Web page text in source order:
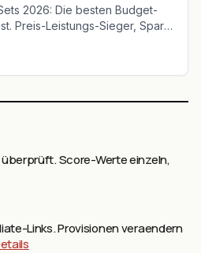
2026: Die besten Budget-
Preis-Leistungs-Sieger, Spar-
Score-Werte einzeln,
Links. Provisionen veraendern